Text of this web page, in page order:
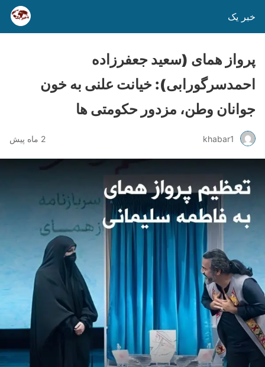
خبر یک
پرواز همای (سعید جعفرزاده
احمدسرگورابی): خیانت علنی به خون
جوانان وطن، مزدور حکومتی ها
khabar1 2 ماه پیش